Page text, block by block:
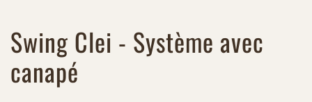
Swing Clei - Système avec
canapé